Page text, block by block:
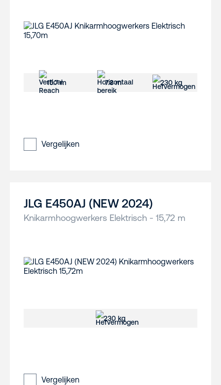
15.7 m 7.8 m 230 kg
Vergelijken
JLG E450AJ (NEW 2024)
Knikarmhoogwerkers Elektrisch - 15,72 m
230 kg
Vergelijken